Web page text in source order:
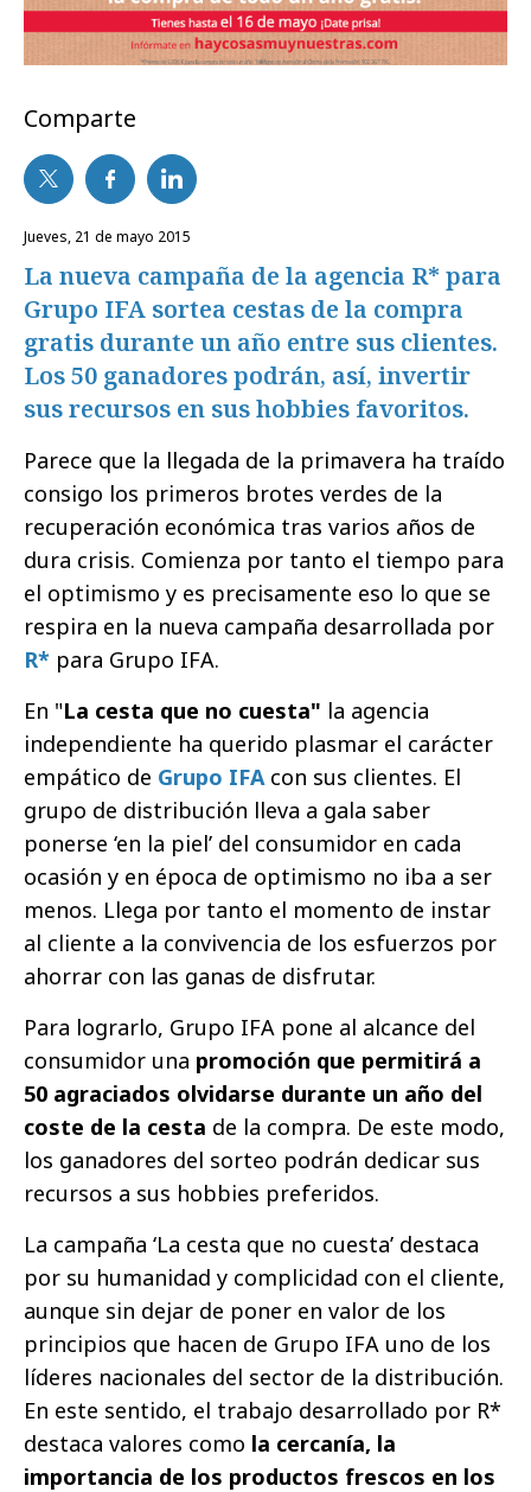
Comparte
jueves, 21 de mayo 2015
La nueva campaña de la agencia R* para
Grupo IFA sortea cestas de la compra
gratis durante un año entre sus clientes.
Los 50 ganadores podrán, así, invertir
sus recursos en sus hobbies favoritos.
Parece que la llegada de la primavera ha traído
consigo los primeros brotes verdes de la
recuperación económica tras varios años de
dura crisis. Comienza por tanto el tiempo para
el optimismo y es precisamente eso lo que se
respira en la nueva campaña desarrollada por
R* para Grupo IFA.
En "La cesta que no cuesta" la agencia
independiente ha querido plasmar el carácter
empático de Grupo IFAcon sus clientes. El
grupo de distribución lleva a gala saber
ponerse ‘en la piel’ del consumidor en cada
ocasión y en época de optimismo no iba a ser
menos. Llega por tanto el momento de instar
al cliente a la convivencia de los esfuerzos por
ahorrar con las ganas de disfrutar.
Para lograrlo, Grupo IFA pone al alcance del
consumidor una promoción que permitirá a
50 agraciados olvidarse durante un año del
coste de la cesta de la compra. De este modo,
los ganadores del sorteo podrán dedicar sus
recursos a sus hobbies preferidos.
La campaña ‘La cesta que no cuesta’ destaca
por su humanidad y complicidad con el cliente,
aunque sin dejar de poner en valor de los
principios que hacen de Grupo IFA uno de los
líderes nacionales del sector de la distribución.
En este sentido, el trabajo desarrollado por R*
destaca valores como la cercanía, la
importancia de los productos frescos en los